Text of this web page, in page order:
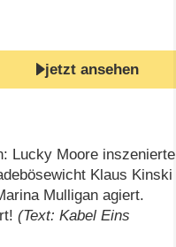
jetzt ansehen
Lucky Moore inszenierte
Klaus Kinski
Mulligan agiert.
(Text: Kabel Eins